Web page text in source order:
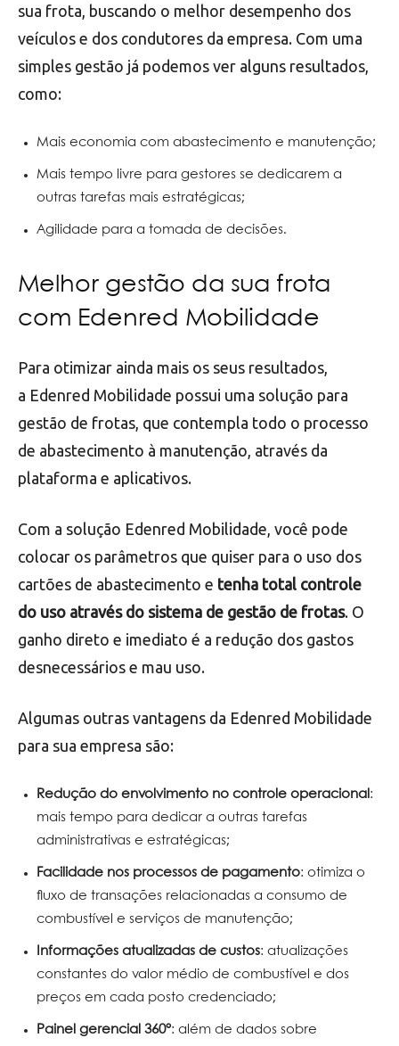
sua frota, buscando o melhor desempenho dos
veículos e dos condutores da empresa. Com uma
simples gestão já podemos ver alguns resultados,
como:
Mais economia com abastecimento e manutenção;
Mais tempo livre para gestores se dedicarem a
outras tarefas mais estratégicas;
Agilidade para a tomada de decisões.
Melhor gestão da sua frota
com Edenred Mobilidade
Para otimizar ainda mais os seus resultados,
a Edenred Mobilidade possui uma solução para
gestão de frotas, que contempla todo o processo
de abastecimento à manutenção, através da
plataforma e aplicativos.
Com a solução Edenred Mobilidade, você pode
colocar os parâmetros que quiser para o uso dos
cartões de abastecimento e tenha total controle
do uso através do sistema de gestão de frotas. O
ganho direto e imediato é a redução dos gastos
desnecessários e mau uso.
Algumas outras vantagens da Edenred Mobilidade
para sua empresa são:
Redução do envolvimento no controle operacional :
mais tempo para dedicar a outras tarefas
administrativas e estratégicas;
Facilidade nos processos de pagamento: otimiza o
fluxo de transações relacionadas a consumo de
combustível e serviços de manutenção;
Informações atualizadas de custos: atualizações
constantes do valor médio de combustível e dos
preços em cada posto credenciado;
Painel gerencial 360°: além de dados sobre